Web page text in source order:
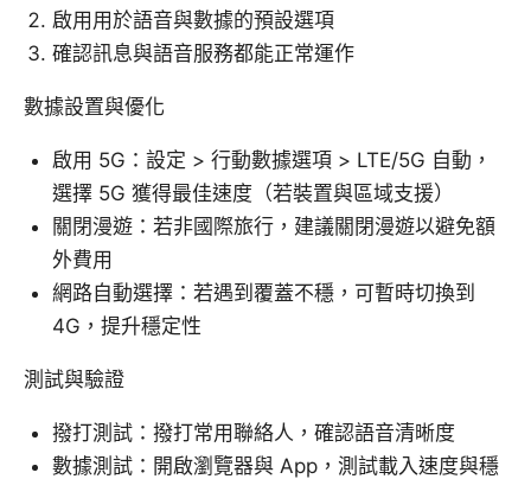
啟用用於語音與數據的預設選項
確認訊息與語音服務都能正常運作
數據設置與優化
啟用 5G：設定 > 行動數據選項 > LTE/5G 自動，
選擇 5G 獲得最佳速度（若裝置與區域支援）
關閉漫遊：若非國際旅行，建議關閉漫遊以避免額
外費用
網路自動選擇：若遇到覆蓋不穩，可暫時切換到
4G，提升穩定性
測試與驗證
撥打測試：撥打常用聯絡人，確認語音清晰度
數據測試：開啟瀏覽器與 App，測試載入速度與穩